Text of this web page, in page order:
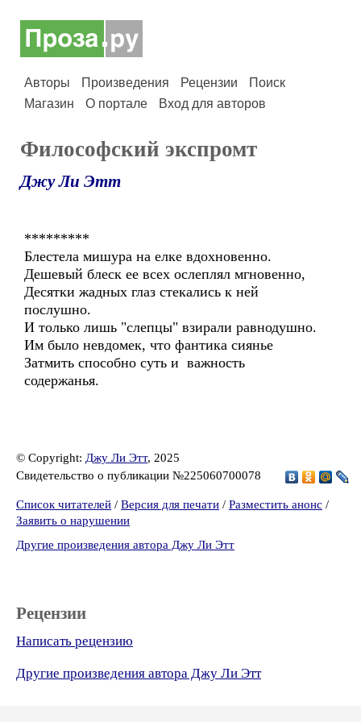
Авторы Произведения Рецензии
Поиск
Магазин
О портале Вход для авторов
Философский экспромт
Джу Ли Этт
*********
Блестела мишура на елке вдохновенно.
Дешевый блеск ее всех ослеплял мгновенно,
Десятки жадных глаз стекались к ней
послушно.
И только лишь "слепцы" взирали равнодушно.
Им было невдомек, что фантика сиянье
Затмить способно суть и важность
содержанья.
© Copyright: Джу Ли Этт, 2025
Свидетельство о публикации №225060700078
Список читателей / Версия для печати / Разместить анонс /
Заявить о нарушении
Другие произведения автора Джу Ли Этт
Рецензии
Написать рецензию
Другие произведения автора Джу Ли Этт